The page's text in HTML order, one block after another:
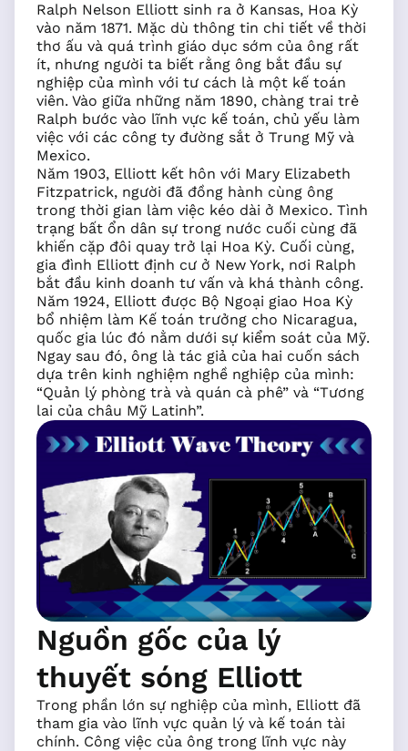
Ralph Nelson Elliott sinh ra ở Kansas, Hoa Kỳ
vào năm 1871. Mặc dù thông tin chi tiết về thời
thơ ấu và quá trình giáo dục sớm của ông rất
ít, nhưng người ta biết rằng ông bắt đầu sự
nghiệp của mình với tư cách là một kế toán
viên. Vào giữa những năm 1890, chàng trai trẻ
Ralph bước vào lĩnh vực kế toán, chủ yếu làm
việc với các công ty đường sắt ở Trung Mỹ và
Mexico.
Năm 1903, Elliott kết hôn với Mary Elizabeth
Fitzpatrick, người đã đồng hành cùng ông
trong thời gian làm việc kéo dài ở Mexico. Tình
trạng bất ổn dân sự trong nước cuối cùng đã
khiến cặp đôi quay trở lại Hoa Kỳ. Cuối cùng,
gia đình Elliott định cư ở New York, nơi Ralph
bắt đầu kinh doanh tư vấn và khá thành công.
Năm 1924, Elliott được Bộ Ngoại giao Hoa Kỳ
bổ nhiệm làm Kế toán trưởng cho Nicaragua,
quốc gia lúc đó nằm dưới sự kiểm soát của Mỹ.
Ngay sau đó, ông là tác giả của hai cuốn sách
dựa trên kinh nghiệm nghề nghiệp của mình:
“Quản lý phòng trà và quán cà phê” và “Tương
lai của châu Mỹ Latinh”.
Nguồn gốc của lý
thuyết sóng Elliott
Trong phần lớn sự nghiệp của mình, Elliott đã
tham gia vào lĩnh vực quản lý và kế toán tài
chính. Công việc của ông trong lĩnh vực này